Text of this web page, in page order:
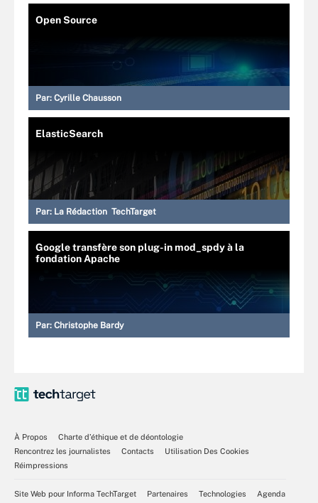
Open Source
Par: Cyrille Chausson
ElasticSearch
Par: La Rédaction TechTarget
Google transfère son plug-in mod_spdy à la
fondation Apache
Par: Christophe Bardy
À Propos
Charte d’éthique et de déontologie
Rencontrez les journalistes
Contacts
Utilisation Des Cookies
Réimpressions
Site Web pour Informa TechTarget Partenaires Technologies Agenda